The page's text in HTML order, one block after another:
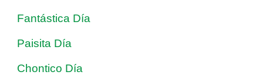
Fantástica Día
Paisita Día
Chontico Día